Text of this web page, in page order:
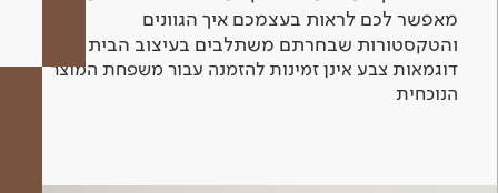
מאפשר לכם לראות בעצמכם איך הגוונים
והטקסטורות שבחרתם משתלבים בעיצוב הבית.
דוגמאות צבע אינן זמינות להזמנה עבור משפחת המוצר
הנוכחית